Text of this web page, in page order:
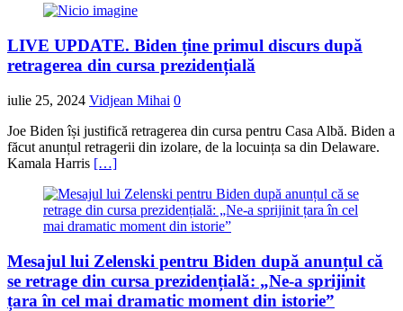
LIVE UPDATE. Biden ține primul discurs după
retragerea din cursa prezidențială
iulie 25, 2024 Vidjean Mihai 0
Joe Biden își justifică retragerea din cursa pentru Casa Albă. Biden a
făcut anunțul retragerii din izolare, de la locuința sa din Delaware.
Kamala Harris […]
Mesajul lui Zelenski pentru Biden după anunțul că
se retrage din cursa prezidențială: „Ne-a sprijinit
țara în cel mai dramatic moment din istorie”